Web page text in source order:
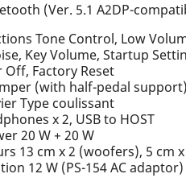
(Ver. 5.1 A2DP-
Tone Control, Low
Key Volume, Startup
Factory Reset
(with half-pedal
Type coulissant
x 2, USB to HOST
20 W + 20 W
13 cm x 2 (woofers), 5 cm
12 W (PS-154 AC adaptor)